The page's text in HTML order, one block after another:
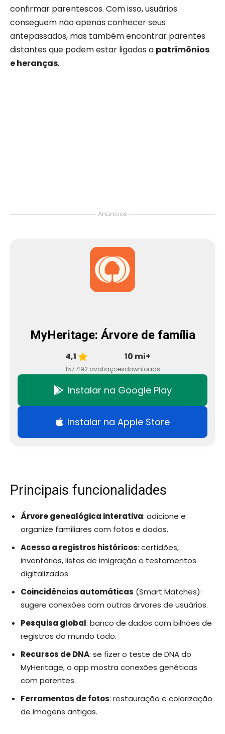
confirmar parentescos. Com isso, usuários
conseguem não apenas conhecer seus
antepassados, mas também encontrar parentes
distantes que podem estar ligados a patrimônios
e heranças.
Anúncios
MyHeritage: Árvore de família
4,1
157.492 avaliações
10 mi+
downloads
Instalar na Google Play
Instalar na Apple Store
Principais funcionalidades
Árvore genealógica interativa: adicione e
organize familiares com fotos e dados.
Acesso a registros históricos: certidões,
inventários, listas de imigração e testamentos
digitalizados.
Coincidências automáticas (Smart Matches):
sugere conexões com outras árvores de usuários.
Pesquisa global: banco de dados com bilhões de
registros do mundo todo.
Recursos de DNA: se fizer o teste de DNA do
MyHeritage, o app mostra conexões genéticas
com parentes.
Ferramentas de fotos: restauração e colorização
de imagens antigas.